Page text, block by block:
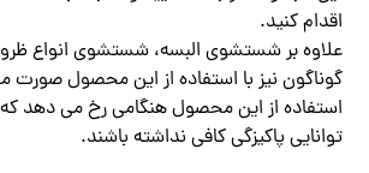
اقدام کنید.
علاوه بر شستشوی البسه، شستشوی انواع
گوناگون نیز با استفاده از این محصول صورت
استفاده از این محصول هنگامی رخ می دهد
توانایی پاکیزگی کافی نداشته باشند.